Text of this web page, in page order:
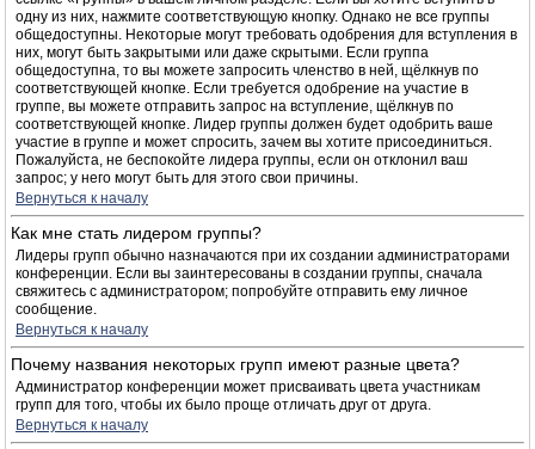
одну из них, нажмите соответствующую кнопку. Однако не все группы
общедоступны. Некоторые могут требовать одобрения для вступления в
них, могут быть закрытыми или даже скрытыми. Если группа
общедоступна, то вы можете запросить членство в ней, щёлкнув по
соответствующей кнопке. Если требуется одобрение на участие в
группе, вы можете отправить запрос на вступление, щёлкнув по
соответствующей кнопке. Лидер группы должен будет одобрить ваше
участие в группе и может спросить, зачем вы хотите присоединиться.
Пожалуйста, не беспокойте лидера группы, если он отклонил ваш
запрос; у него могут быть для этого свои причины.
Вернуться к началу
Как мне стать лидером группы?
Лидеры групп обычно назначаются при их создании администраторами
конференции. Если вы заинтересованы в создании группы, сначала
свяжитесь с администратором; попробуйте отправить ему личное
сообщение.
Вернуться к началу
Почему названия некоторых групп имеют разные цвета?
Администратор конференции может присваивать цвета участникам
групп для того, чтобы их было проще отличать друг от друга.
Вернуться к началу